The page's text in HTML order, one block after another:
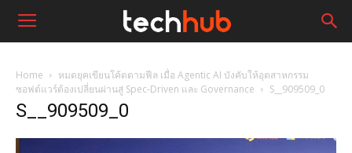
Home
หมดยุคเขียนโค้ดตามฟีล เมื่อ Agentic AI บังคับให้อุตสาหกรรม
ซอฟต์แวร์ต้องเปลี่ยนผ่านสู่ Spec‑Driven และ Governance
S__909509_0
S__909509_0